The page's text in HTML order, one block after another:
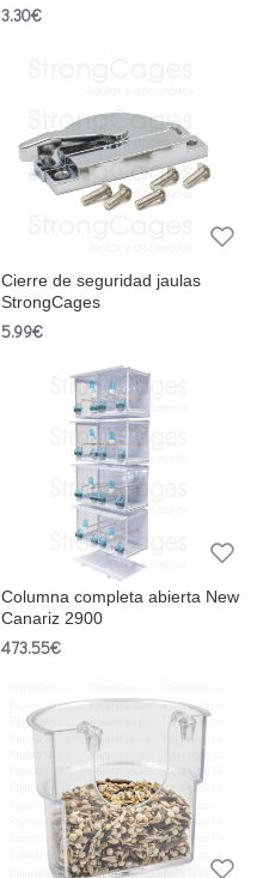
3.30€
Cierre de seguridad jaulas
StrongCages
5.99€
Columna completa abierta New
Canariz 2900
473.55€